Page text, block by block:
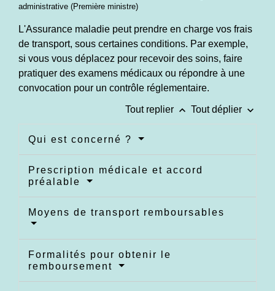
administrative (Première ministre)
L'Assurance maladie peut prendre en charge vos frais
de transport, sous certaines conditions. Par exemple,
si vous vous déplacez pour recevoir des soins, faire
pratiquer des examens médicaux ou répondre à une
convocation pour un contrôle réglementaire.
Tout replier keyboard_arrow_up Tout déplier keyboard_arrow_down
Qui est concerné ?
Prescription médicale et accord
préalable
Moyens de transport remboursables
Formalités pour obtenir le
remboursement